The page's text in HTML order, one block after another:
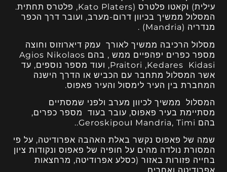
עילית) וקאטו פלטרס (Kato Platers, פלטרס תחתית.
המסלול ממשיך בכיוון דרום-מערב, ועובר דרך הכפר
מנדריה (Mandria) .
מסלול הרכיבה ממשיך לאורך עמק דיארוזוס וחוצה
מספר כפרים יפהפיים ממש , בהם Agios Nikolaos
,Praitori ,Kedares Kidasi ועוד מספר נוספים, עד
אשר המסלול מתחבר עם הכביש או הדרך הישנה
המחברת בין העיר לימסול והעיר פאפוס.
המסלול ממשיך לכיוון מערב ולפני שמסתיים
מסתיימת בעיר פאפוס, עובר בעוד מספר כפרים,
בהם Mandria, Timi וGeroskipou..
שמה של פאפוס נקשר באלת האהבה אפרודיטה, על פי
המסורת נולדה מהים על חופיה של פאפוס ונקודות ציון
בחייה פזורות באזור (כסלע אפרודיטה, מרחצאות